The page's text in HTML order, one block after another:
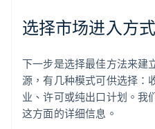
选择市场进入方式
下一步是选择最佳方法来建
源，有几种模式可供选择：
业、许可或纯出口计划。我
这方面的详细信息。